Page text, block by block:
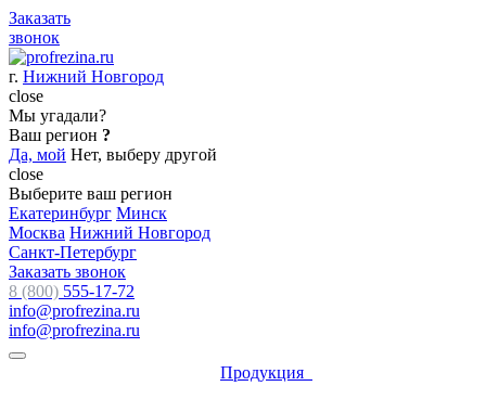
Заказать
звонок
г. Нижний Новгород
close
Мы угадали?
Ваш регион ?
Да, мой Нет, выберу другой
close
Выберите ваш регион
Екатеринбург Минск
Москва Нижний Новгород
Санкт-Петербург
Заказать звонок
8 (800) 555-17-72
info@profrezina.ru
info@profrezina.ru
Продукция